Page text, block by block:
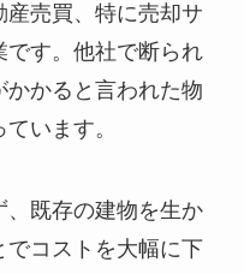
売買、特に売却サ
す。他社で断られ
かると言われた物
います。
既存の建物を生か
コストを大幅に下